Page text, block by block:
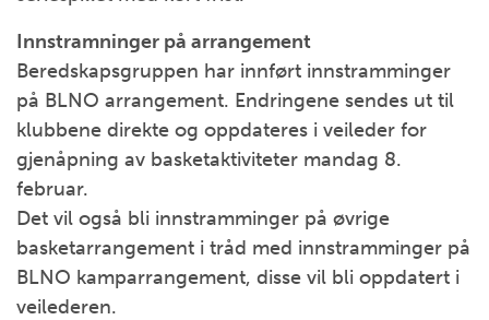
Innstramninger på arrangement
Beredskapsgruppen har innført innstramminger
på BLNO arrangement. Endringene sendes ut til
klubbene direkte og oppdateres i veileder for
gjenåpning av basketaktiviteter mandag 8.
februar.
Det vil også bli innstramminger på øvrige
basketarrangement i tråd med innstramminger på
BLNO kamparrangement, disse vil bli oppdatert i
veilederen.